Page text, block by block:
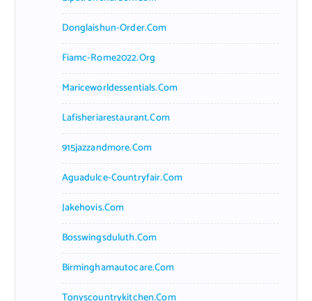
Donglaishun-Order.com
Fiamc-Rome2022.org
Mariceworldessentials.com
Lafisheriarestaurant.com
915jazzandmore.com
Aguadulce-Countryfair.com
Jakehovis.com
Bosswingsduluth.com
Birminghamautocare.com
Tonyscountrykitchen.com